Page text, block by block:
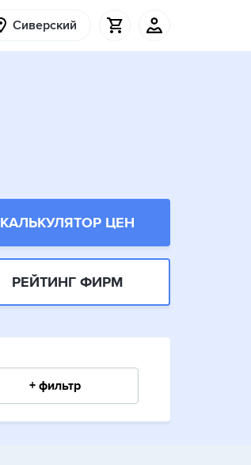
Сиверский
КАЛЬКУЛЯТОР ЦЕН
РЕЙТИНГ ФИРМ
+ фильтр